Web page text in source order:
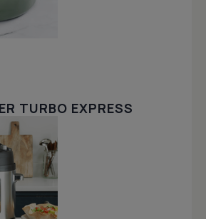
TURBO EXPRESS